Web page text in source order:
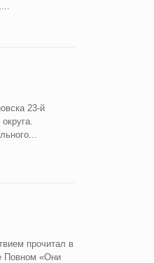
23-й
прочитал в
Повном «Они